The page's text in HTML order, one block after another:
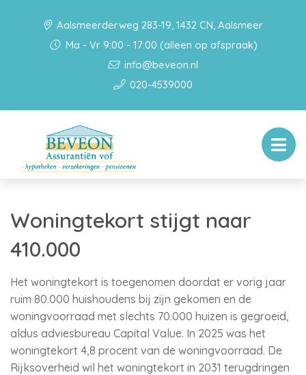
Aalsmeerderweg 283-19, 1432 CN, Aalsmeer
Ma - Vr 9:00 - 17:00 (alleen op afspraak)
info@beveon.nl
020-4539000
Woningtekort stijgt naar
410.000
Het woningtekort is toegenomen doordat er vorig jaar
ruim 80.000 huishoudens bij zijn gekomen en de
woningvoorraad met slechts 70.000 huizen is gegroeid,
aldus adviesbureau Capital Value. In 2025 was het
woningtekort 4,8 procent van de woningvoorraad. De
Rijksoverheid wil het woningtekort in 2031 terugdringen